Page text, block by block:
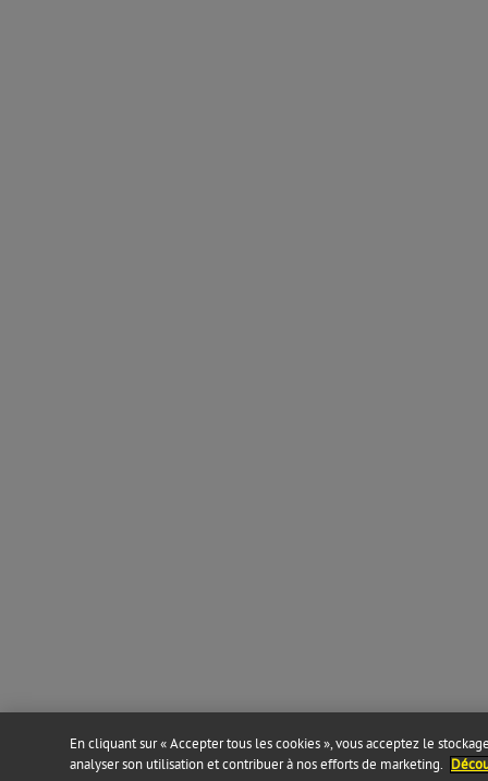
En cliquant sur « Accepter tous les cookies », vous acceptez le
analyser son utilisation et contribuer à nos efforts de marketing.